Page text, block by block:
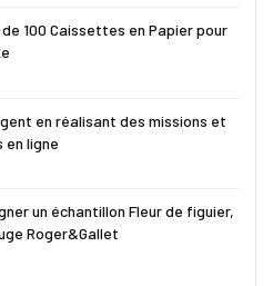
100 Caissettes en Papier pour
en réalisant des missions et
en ligne
un échantillon Fleur de figuier,
Roger&Gallet